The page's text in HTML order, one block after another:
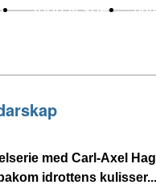
Sport & spel
med Carl-Axel
idrottens kulisser...